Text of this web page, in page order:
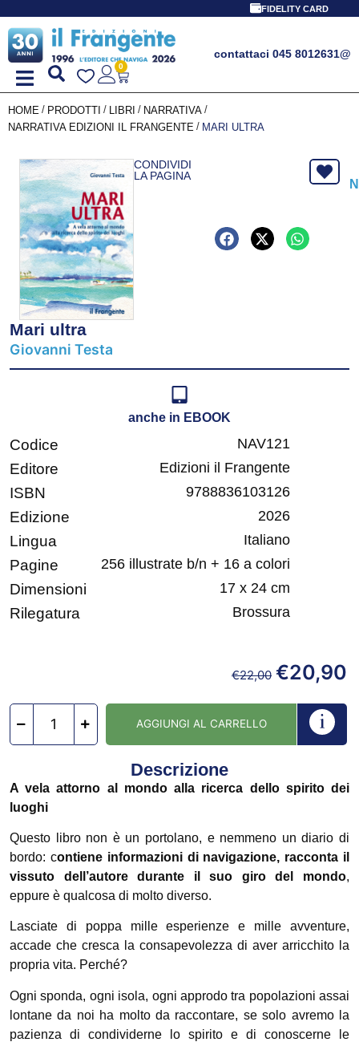
FIDELITY CARD
contattaci 045 8012631@
0
HOME / PRODOTTI / LIBRI / NARRATIVA /
NARRATIVA EDIZIONI IL FRANGENTE / MARI ULTRA
CONDIVIDI
LA PAGINA
Mari ultra
Giovanni Testa
anche in EBOOK
Codice NAV121
Editore Edizioni il Frangente
ISBN 9788836103126
Edizione 2026
Lingua Italiano
Pagine 256 illustrate b/n + 16 a colori
Dimensioni 17 x 24 cm
Rilegatura Brossura
€22,00 €20,90
AGGIUNGI AL CARRELLO
Descrizione
A vela attorno al mondo alla ricerca dello spirito dei
luoghi
Questo libro non è un portolano, e nemmeno un diario di
bordo: contiene informazioni di navigazione, racconta il
vissuto dell’autore durante il suo giro del mondo,
eppure è qualcosa di molto diverso.
Lasciate di poppa mille esperienze e mille avventure,
accade che cresca la consapevolezza di aver arricchito la
propria vita. Perché?
Ogni sponda, ogni isola, ogni approdo tra popolazioni assai
lontane da noi ha molto da raccontare, se solo avremo la
pazienza di condividerne lo spirito e di conoscerne le